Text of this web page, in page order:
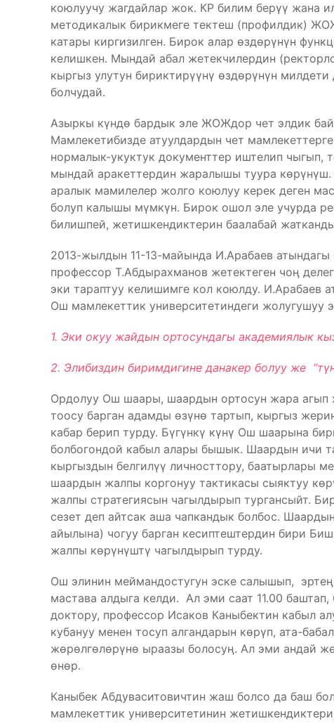
коюлуучу жагдайлар жок. КР билим берүү жана
методикалык бирикмеге тектеш (профилдик)
катары киргизилген. Бирок алар өздөрүнүн
келишкен. Мындай абал жетекчилердин
кыргыз улутун бириктирүүнү өздөрүнүн
болчудай.
Азыркы күндө бардык эле ЖОЖдор чет элдик
Мамлекетибизде атуулдардын чет
нормалык-укуктук документтер иштелип чыгып,
мындай аракеттердин жаралышы туура
аралык мамилелер жолго коюлуу керек деген
болуп калышы мүмкүн. Бирок ошол эле учурда
билишпей, жетишкендиктерин баалабай
2013-жылдын 11-13-майында И.Арабаев
профессор Т.Абдырахманов жетектеген чоӊ
эки тараптуу келишимге кол коюлду. И.Арабаев
Ош мамлекеттик университетиндеги жолугушуу
1. Эки окуу жайдын ортосундагы академиялык
2. Элибиздин биримдигине данакер болуу же “т
Ордолуу Ош шаары, шаардын ортосун жара агып
тоосу барган адамды өзүнө тартып, кыргыз
кабар берип турду. Бүгүнкү күнү Ош шаарына
болбогондой кабыл алары бышык. Шаардын ичи
кыргыздын белгилүү личносттору, баатырлары
шаардын жалпы коргонуу тактикасы сыяктуу
жалпы стратегиясын чагылдырып тургансыйт.
сезет деп айтсак аша чапкандык болбос.
айылына) чогуу барган кесиптештердин бири
жалпы көрүнүштү чагылдырып турду.
Ош элинин меймандостугун эске салышып,
мастава алдыга келди. Ал эми саат 11.00
доктору, профессор Исаков Каныбектин кабыл
кубануу менен тосуп алгандарын көрүп, ата-
жөрөлгөлөрүнө ыраазы болосуӊ. Ал эми андай
өнөр.
Каныбек Абдуваситовичтин жаш болсо да баш
мамлекеттик университетинин